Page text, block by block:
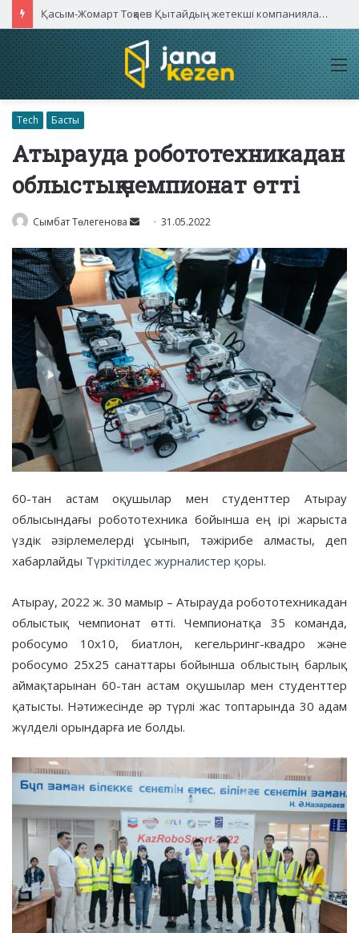
Қасым-Жомарт Тоқаев Қытайдың жетекші компаниялары басшыларымен кездесті
Tech Басты
Атырауда робототехникадан
облыстық чемпионат өтті
Сымбат Төлегенова
Send
email
31.05.2022
60-тан астам оқушылар мен студенттер Атырау
облысындағы робототехника бойынша ең ірі жарыста
үздік әзірлемелерді ұсынып, тәжірибе алмасты, деп
хабарлайды Түркітілдес журналистер қоры.
Атырау, 2022 ж. 30 мамыр – Атырауда робототехникадан
облыстық чемпионат өтті. Чемпионатқа 35 команда,
робосумо 10х10, биатлон, кегельринг-квадро және
робосумо 25х25 санаттары бойынша облыстың барлық
аймақтарынан 60-тан астам оқушылар мен студенттер
қатысты. Нәтижесінде әр түрлі жас топтарында 30 адам
жүлделі орындарға ие болды.